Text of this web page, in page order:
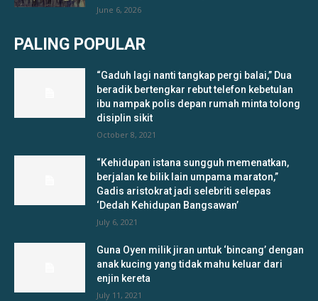
June 6, 2026
PALING POPULAR
“Gaduh lagi nanti tangkap pergi balai,” Dua
beradik bertengkar rebut telefon kebetulan
ibu nampak polis depan rumah minta tolong
disiplin sikit
October 8, 2021
“Kehidupan istana sungguh memenatkan,
berjalan ke bilik lain umpama maraton,”
Gadis aristokrat jadi selebriti selepas
‘Dedah Kehidupan Bangsawan’
July 6, 2021
Guna Oyen milik jiran untuk ‘bincang’ dengan
anak kucing yang tidak mahu keluar dari
enjin kereta
July 11, 2021